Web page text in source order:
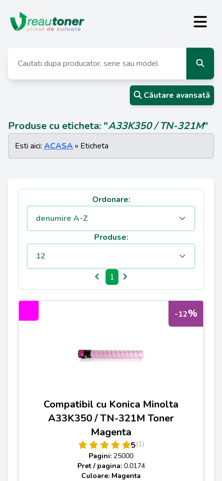
Căutare avansată
Produse cu eticheta: "A33K350 / TN-321M"
Esti aici: ACASA » Eticheta
Ordonare:
Produse:
1
-12%
Compatibil cu Konica Minolta
A33K350 / TN-321M Toner
Magenta
5(1)
Pagini: 25000
Pret / pagina: 0.0174
Culoare: Magenta